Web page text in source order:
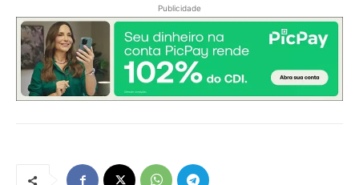
Publicidade